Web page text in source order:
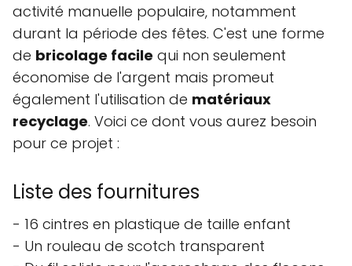
activité manuelle populaire, notamment
durant la période des fêtes. C'est une forme
de bricolage facile qui non seulement
économise de l'argent mais promeut
également l'utilisation de matériaux
recyclage. Voici ce dont vous aurez besoin
pour ce projet :
Liste des fournitures
- 16 cintres en plastique de taille enfant
- Un rouleau de scotch transparent